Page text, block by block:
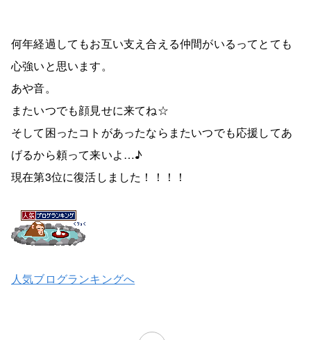
何年経過してもお互い支え合える仲間がいるってとても
心強いと思います。
あや音。
またいつでも顔見せに来てね☆
そして困ったコトがあったならまたいつでも応援してあ
げるから頼って来いよ…♪
現在第3位に復活しました！！！！
人気ブログランキングへ